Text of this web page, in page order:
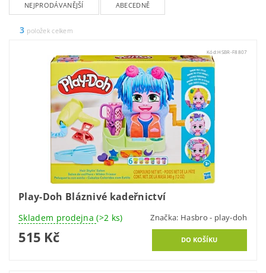
NEJPRODÁVANĚJŠÍ ABECEDNĚ
3 položek celkem
Kód:HSBR-F8807
Play-Doh Bláznivé kadeřnictví
Skladem prodejna(>2 ks) Značka: Hasbro - play-doh
515 Kč